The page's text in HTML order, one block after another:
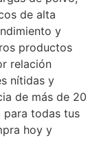
de alta
y
productos
relación
nítidas y
de más de 20
para todas tus
hoy y